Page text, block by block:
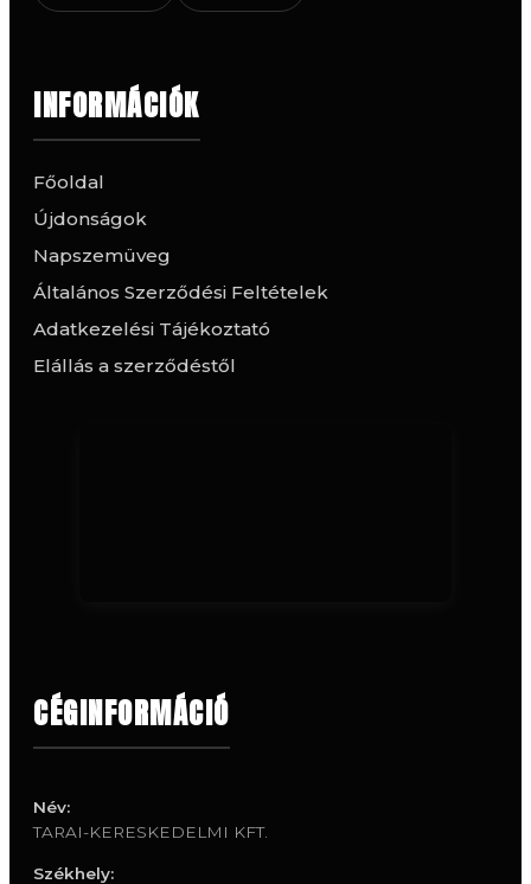
INFORMÁCIÓK
Főoldal
Újdonságok
Napszemüveg
Általános Szerződési Feltételek
Adatkezelési Tájékoztató
Elállás a szerződéstől
CÉGINFORMÁCIÓ
Név:
TARAI-KERESKEDELMI KFT.
Székhely: